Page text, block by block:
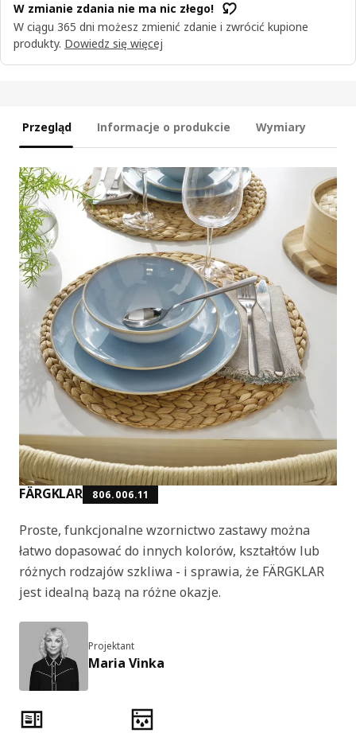
W zmianie zdania nie ma nic złego!
W ciągu 365 dni możesz zmienić zdanie i zwrócić kupione
produkty. Dowiedz się więcej
Przegląd Informacje o produkcie Wymiary
FÄRGKLAR 806.006.11
Proste, funkcjonalne wzornictwo zastawy można
łatwo dopasować do innych kolorów, kształtów lub
różnych rodzajów szkliwa - i sprawia, że FÄRGKLAR
jest idealną bazą na różne okazje.
Projektant
Maria Vinka
Cechy produktu